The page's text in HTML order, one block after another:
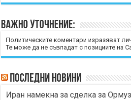
Важно уточнение:
Политическите коментари изразяват
Те може да не съвпадат с позициите на
Последни новини
Иран намекна за сделка за